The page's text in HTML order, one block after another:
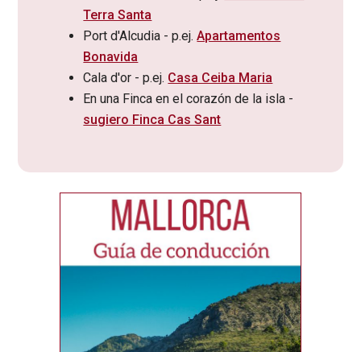
Terra Santa
Port d'Alcudia - p.ej.Apartamentos
Bonavida
Cala d'or - p.ej. Casa Ceiba Maria
En una Finca en el corazón de la isla -
sugiero Finca Cas Sant